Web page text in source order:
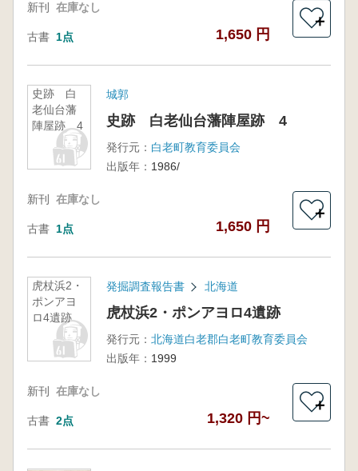
新刊 在庫なし
古書 1点 1,650 円
＋
史跡 白
老仙台藩
陣屋跡 4
城郭
史跡 白老仙台藩陣屋跡 4
発行元： 白老町教育委員会
出版年： 1986/
新刊 在庫なし
古書 1点 1,650 円
＋
虎杖浜2・
ポンアヨ
ロ4遺跡
発掘調査報告書 北海道
虎杖浜2・ポンアヨロ4遺跡
発行元： 北海道白老郡白老町教育委員会
出版年： 1999
新刊 在庫なし
古書 2点 1,320 円~
＋